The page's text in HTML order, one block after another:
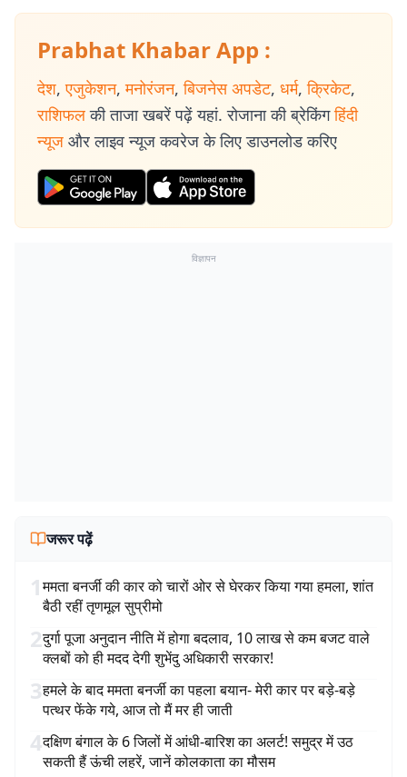
Prabhat Khabar App :
देश, एजुकेशन, मनोरंजन, बिजनेस अपडेट, धर्म, क्रिकेट,
राशिफल की ताजा खबरें पढ़ें यहां. रोजाना की ब्रेकिंग हिंदी
न्यूज और लाइव न्यूज कवरेज के लिए डाउनलोड करिए
विज्ञापन
जरूर पढ़ें
1ममता बनर्जी की कार को चारों ओर से घेरकर किया गया हमला, शांत
बैठी रहीं तृणमूल सुप्रीमो
2दुर्गा पूजा अनुदान नीति में होगा बदलाव, 10 लाख से कम बजट वाले
क्लबों को ही मदद देगी शुभेंदु अधिकारी सरकार!
3हमले के बाद ममता बनर्जी का पहला बयान- मेरी कार पर बड़े-बड़े
पत्थर फेंके गये, आज तो मैं मर ही जाती
4दक्षिण बंगाल के 6 जिलों में आंधी-बारिश का अलर्ट! समुद्र में उठ
सकती हैं ऊंची लहरें, जानें कोलकाता का मौसम